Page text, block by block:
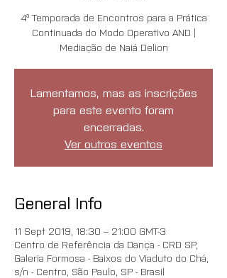
4ª Temporada de Encontros para a Prática
Continuada do Modo Operativo AND |
Mediação de Naiá Delion
Lamentamos, mas as inscrições
para este evento foram
encerradas.
Ver outros eventos
General Info
11 Sept 2019, 18:30 – 21:00 GMT-3
Centro de Referência da Dança - CRD SP,
Galeria Formosa - Baixos do Viaduto do Chá,
s/n - Centro, São Paulo, SP - Brasil